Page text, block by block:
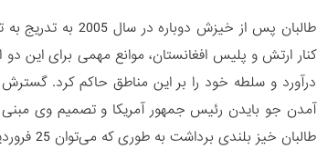
طالبان پس از
کنار ارتش و پلیس افغانستان، موانع مهمی برای این
آمدن جو بایدن رئیس جمهور آمریکا و تصمیم وی
طالبان خیز بلندی برداشت به طوری که می‌توان 25 فروردین 1400 (14 آوریل 2021) را نقطه عطفی در این روند دانست.